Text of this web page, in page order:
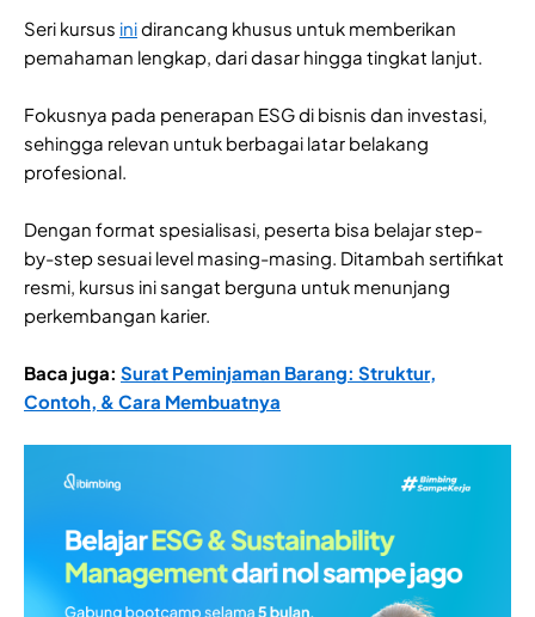
Seri kursus inidirancang khusus untuk memberikan
pemahaman lengkap, dari dasar hingga tingkat lanjut.
Fokusnya pada penerapan ESG di bisnis dan investasi,
sehingga relevan untuk berbagai latar belakang
profesional.
Dengan format spesialisasi, peserta bisa belajar step-
by-step sesuai level masing-masing. Ditambah sertifikat
resmi, kursus ini sangat berguna untuk menunjang
perkembangan karier.
Baca juga: Surat Peminjaman Barang: Struktur,
Contoh, & Cara Membuatnya